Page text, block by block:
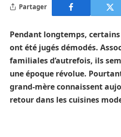
Partager
Pendant longtemps,
ont été jugés démodés.
familiales d’autrefois, ils
une époque révolue.
grand-mère connaissent
retour dans les cuisines